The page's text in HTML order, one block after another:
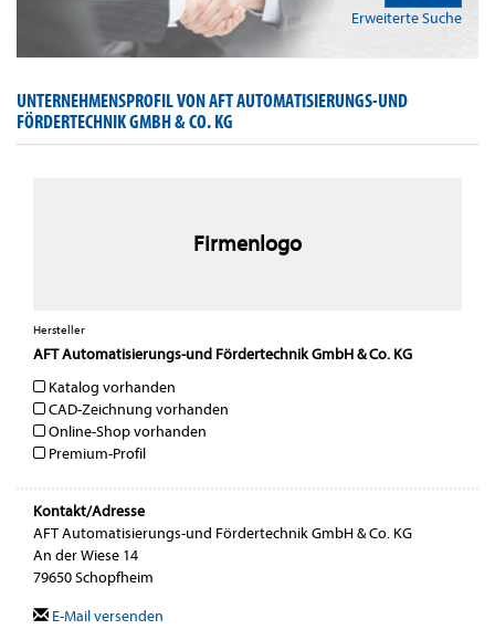
Erweiterte Suche
UNTERNEHMENSPROFIL VON AFT AUTOMATISIERUNGS-UND
FÖRDERTECHNIK GMBH & CO. KG
Firmenlogo
Hersteller
AFT Automatisierungs-und Fördertechnik GmbH & Co. KG
Katalog vorhanden
CAD-Zeichnung vorhanden
Online-Shop vorhanden
Premium-Profil
Kontakt/Adresse
AFT Automatisierungs-und Fördertechnik GmbH & Co. KG
An der Wiese 14
79650 Schopfheim
E-Mail versenden